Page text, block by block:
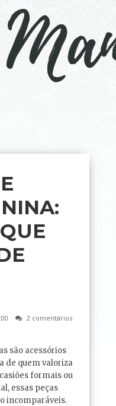
2 comentários
são acessórios
de quem valoriza
formais ou
essas peças
incomparáveis.